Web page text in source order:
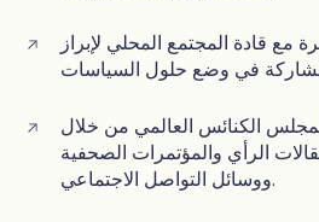
مع قادة المجتمع المحلي لإبراز
الكنائس العالمي من خلال
الرأي والمؤتمرات الصحفية
ووسائل التواصل الاجتماعي.